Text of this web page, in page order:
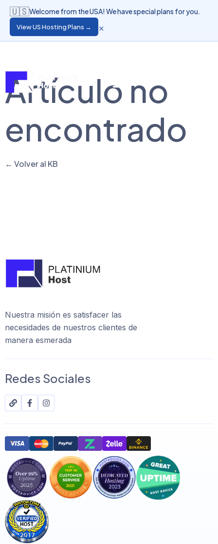
🇺🇸Welcome from the USA! We have special plans for you.
View US Hosting Plans → ×
Artículo no
encontrado
← Volver al KB
Nuestra misión es satisfacer las
necesidades de nuestros clientes de
manera esmerada
Redes Sociales